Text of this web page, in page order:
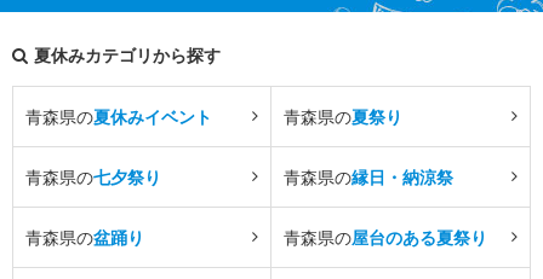
夏休みカテゴリから探す
青森県の夏休みイベント 青森県の夏祭り
青森県の七夕祭り 青森県の縁日・納涼祭
青森県の盆踊り 青森県の屋台のある夏祭り